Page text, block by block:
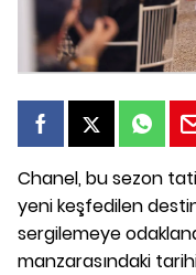
Chanel, bu sezon
yeni keşfedilen
sergilemeye
manzarasındaki